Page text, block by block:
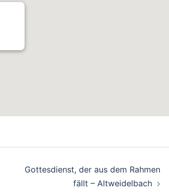
Gottesdienst, der aus dem Rahmen
fällt – Altweidelbach